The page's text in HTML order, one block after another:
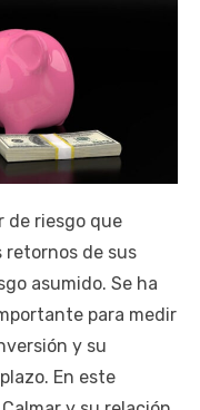
de riesgo que
retornos de sus
asumido. Se ha
para medir
y su
En este